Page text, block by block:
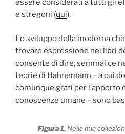
essere considerati a tutti gli
e stregoni (qui).
Lo sviluppo della moderna
trovare espressione nei libri
consente di dire, semmai ce
teorie di Hahnemann – a cui
comunque grati per l’apporto
conoscenze umane – sono
Figura 1. Nella mia